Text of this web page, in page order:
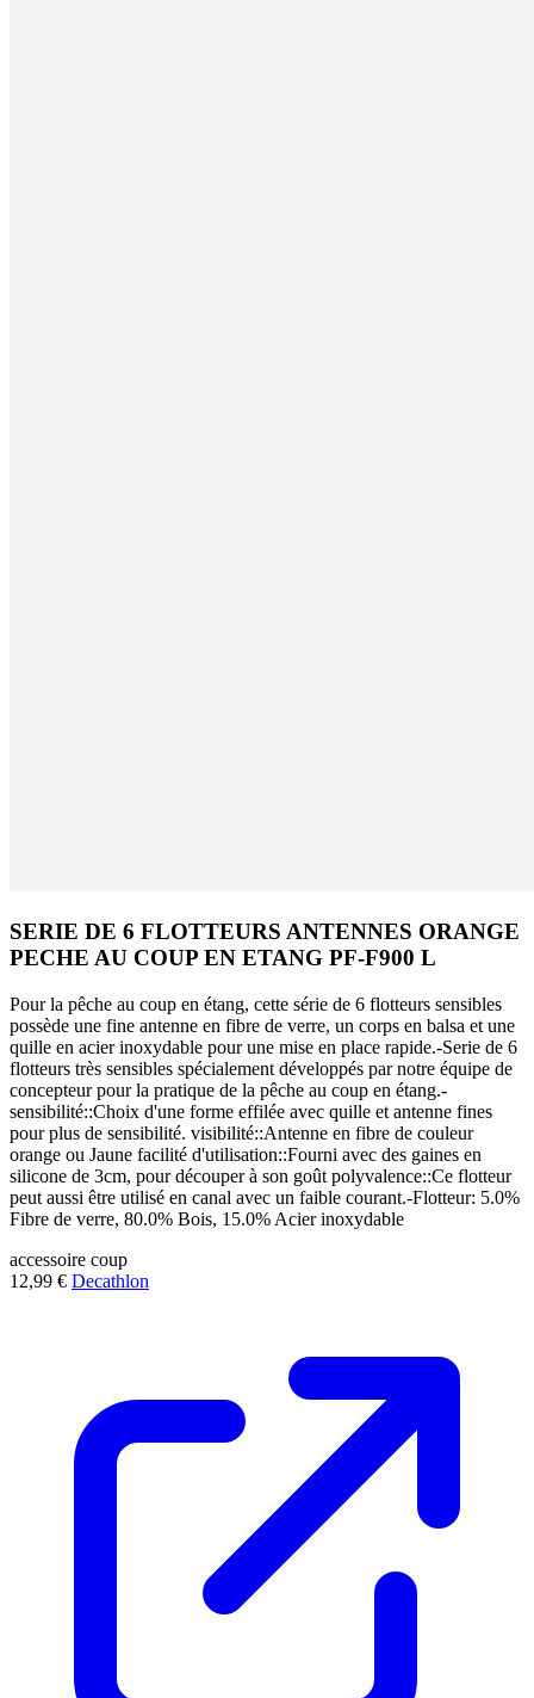
SERIE DE 6 FLOTTEURS ANTENNES ORANGE
PECHE AU COUP EN ETANG PF-F900 L
Pour la pêche au coup en étang, cette série de 6 flotteurs sensibles
possède une fine antenne en fibre de verre, un corps en balsa et une
quille en acier inoxydable pour une mise en place rapide.-Serie de 6
flotteurs très sensibles spécialement développés par notre équipe de
concepteur pour la pratique de la pêche au coup en étang.-
sensibilité::Choix d'une forme effilée avec quille et antenne fines
pour plus de sensibilité. visibilité::Antenne en fibre de couleur
orange ou Jaune facilité d'utilisation::Fourni avec des gaines en
silicone de 3cm, pour découper à son goût polyvalence::Ce flotteur
peut aussi être utilisé en canal avec un faible courant.-Flotteur: 5.0%
Fibre de verre, 80.0% Bois, 15.0% Acier inoxydable
accessoire coup
12,99 € Decathlon